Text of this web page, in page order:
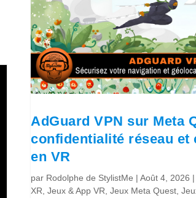
AdGuard VPN sur Meta
confidentialité réseau et
en VR
par Rodolphe de StylistMe |Août 4, 2026
XR ,Jeux & App VR ,Jeux Meta Quest ,